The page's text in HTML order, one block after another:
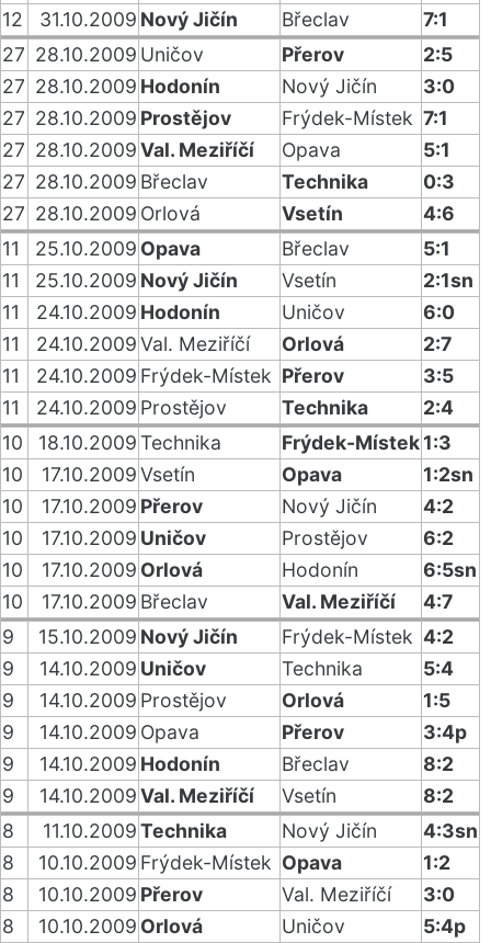
12
31.10.2009 Nový Jičín Břeclav
7:1
27 28.10.2009 Uničov Přerov
2:5
27 28.10.2009 Hodonín Nový Jičín
3:0
27 28.10.2009 Prostějov Frýdek-Místek 7:1
27 28.10.2009Val. Meziříčí Opava
5:1
27 28.10.2009 Břeclav Technika
0:3
27 28.10.2009 Orlová Vsetín
4:6
11
25.10.2009 Opava Břeclav
5:1
11
25.10.2009 Nový Jičín Vsetín
2:1sn
11
24.10.2009 Hodonín Uničov
6:0
11
24.10.2009Val. Meziříčí Orlová
2:7
11
24.10.2009 Frýdek-Místek Přerov
3:5
11
24.10.2009 Prostějov Technika
2:4
10
18.10.2009Technika Frýdek-Místek1:3
10
17.10.2009Vsetín Opava
1:2sn
10
17.10.2009 Přerov Nový Jičín
4:2
10
17.10.2009 Uničov Prostějov
6:2
10
17.10.2009 Orlová Hodonín
6:5sn
10
17.10.2009 Břeclav Val. Meziříčí
4:7
9
15.10.2009 Nový Jičín Frýdek-Místek 4:2
9
14.10.2009 Uničov Technika
5:4
9
14.10.2009 Prostějov Orlová
1:5
9
14.10.2009 Opava Přerov
3:4p
9
14.10.2009 Hodonín Břeclav
8:2
9
14.10.2009Val. Meziříčí Vsetín
8:2
8
11.10.2009Technika Nový Jičín
4:3sn
8
10.10.2009 Frýdek-Místek Opava
1:2
8
10.10.2009 Přerov Val. Meziříčí
3:0
8
10.10.2009 Orlová Uničov 5:4p